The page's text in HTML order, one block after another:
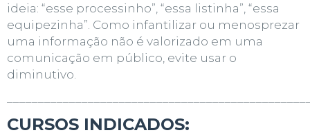
ideia: “esse processinho”, “essa listinha”, “essa
equipezinha”. Como infantilizar ou menosprezar
uma informação não é valorizado em uma
comunicação em público, evite usar o
diminutivo.
CURSOS INDICADOS: